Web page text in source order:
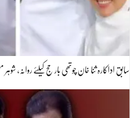
سابق اداکارہ ثنا خان چوتھی بار حج کیلئے روانہ،